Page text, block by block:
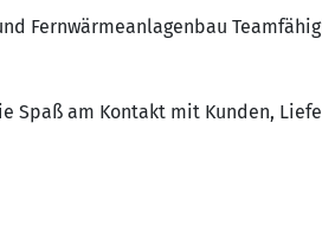
Fernwärmeanlagenbau
Spaß am Kontakt mit Kunden,